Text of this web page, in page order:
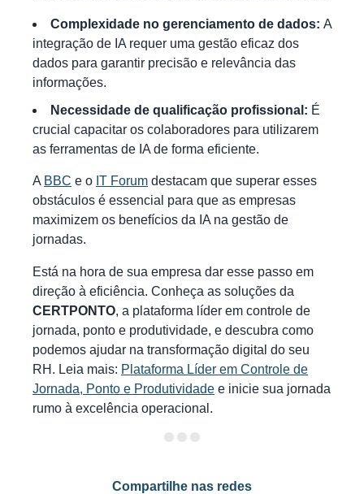
Complexidade no gerenciamento de dados: A
integração de IA requer uma gestão eficaz dos
dados para garantir precisão e relevância das
informações.
Necessidade de qualificação profissional: É
crucial capacitar os colaboradores para utilizarem
as ferramentas de IA de forma eficiente.
A BBC e o IT Forum destacam que superar esses
obstáculos é essencial para que as empresas
maximizem os benefícios da IA na gestão de
jornadas.
Está na hora de sua empresa dar esse passo em
direção à eficiência. Conheça as soluções da
CERTPONTO, a plataforma líder em controle de
jornada, ponto e produtividade, e descubra como
podemos ajudar na transformação digital do seu
RH. Leia mais: Plataforma Líder em Controle de
Jornada, Ponto e Produtividade e inicie sua jornada
rumo à excelência operacional.
Compartilhe nas redes